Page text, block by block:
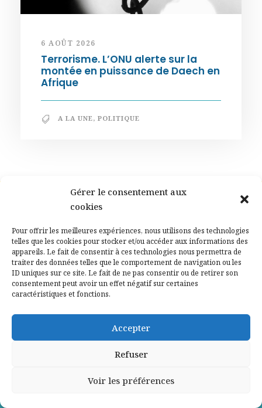
Gérer le consentement aux
cookies
Pour offrir les meilleures expériences, nous utilisons des technologies
telles que les cookies pour stocker et/ou accéder aux informations des
appareils. Le fait de consentir à ces technologies nous permettra de
traiter des données telles que le comportement de navigation ou les
ID uniques sur ce site. Le fait de ne pas consentir ou de retirer son
consentement peut avoir un effet négatif sur certaines
caractéristiques et fonctions.
Accepter
Refuser
Voir les préférences
6 AOÛT 2026
Terrorisme. L’ONU alerte sur la
montée en puissance de Daech en
Afrique
A LA UNE, POLITIQUE
Notre philosophie
« Le combat pour la dignité humaine n’est jamais
ne soit jamais perdu non plus, tant que des hommes et
des femmes sont prêts à le mener. »